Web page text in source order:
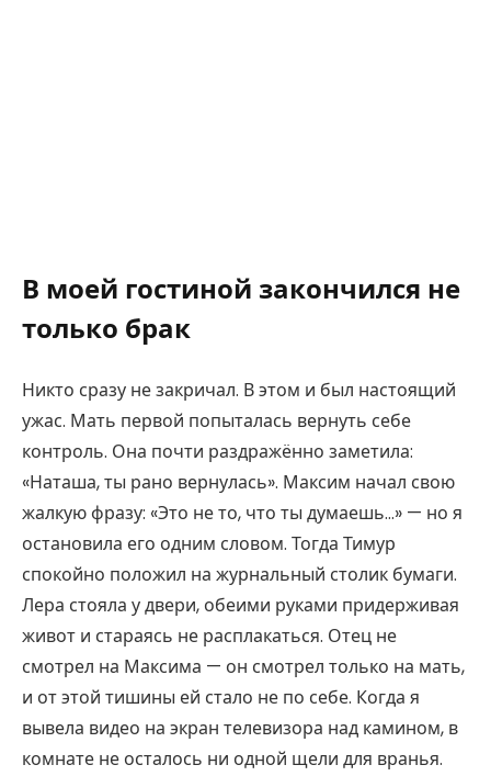
В моей гостиной закончился не
только брак
Никто сразу не закричал. В этом и был настоящий
ужас. Мать первой попыталась вернуть себе
контроль. Она почти раздражённо заметила:
«Наташа, ты рано вернулась». Максим начал свою
жалкую фразу: «Это не то, что ты думаешь…» — но я
остановила его одним словом. Тогда Тимур
спокойно положил на журнальный столик бумаги.
Лера стояла у двери, обеими руками придерживая
живот и стараясь не расплакаться. Отец не
смотрел на Максима — он смотрел только на мать,
и от этой тишины ей стало не по себе. Когда я
вывела видео на экран телевизора над камином, в
комнате не осталось ни одной щели для вранья.